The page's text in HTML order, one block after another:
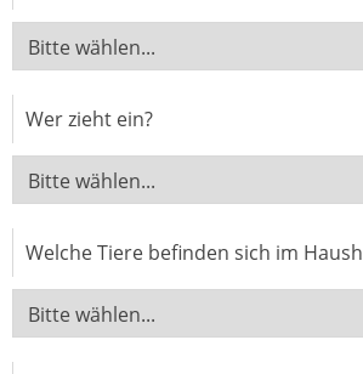
Wer zieht ein?
Welche Tiere befinden sich im